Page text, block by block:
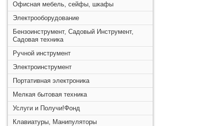
Офисная мебель, сейфы, шкафы
Электрооборудование
Бензоинструмент, Садовый Инструмент,
Садовая техника
Ручной инструмент
Электроинструмент
Портативная электроника
Мелкая бытовая техника
Услуги и Получи!Фонд
Клавиатуры, Манипуляторы